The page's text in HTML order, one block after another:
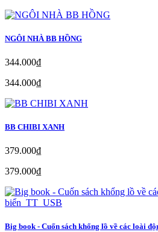
NGÔI NHÀ BB HỒNG
344.000₫
344.000₫
BB CHIBI XANH
379.000₫
379.000₫
Big book - Cuốn sách khổng lồ về các loài